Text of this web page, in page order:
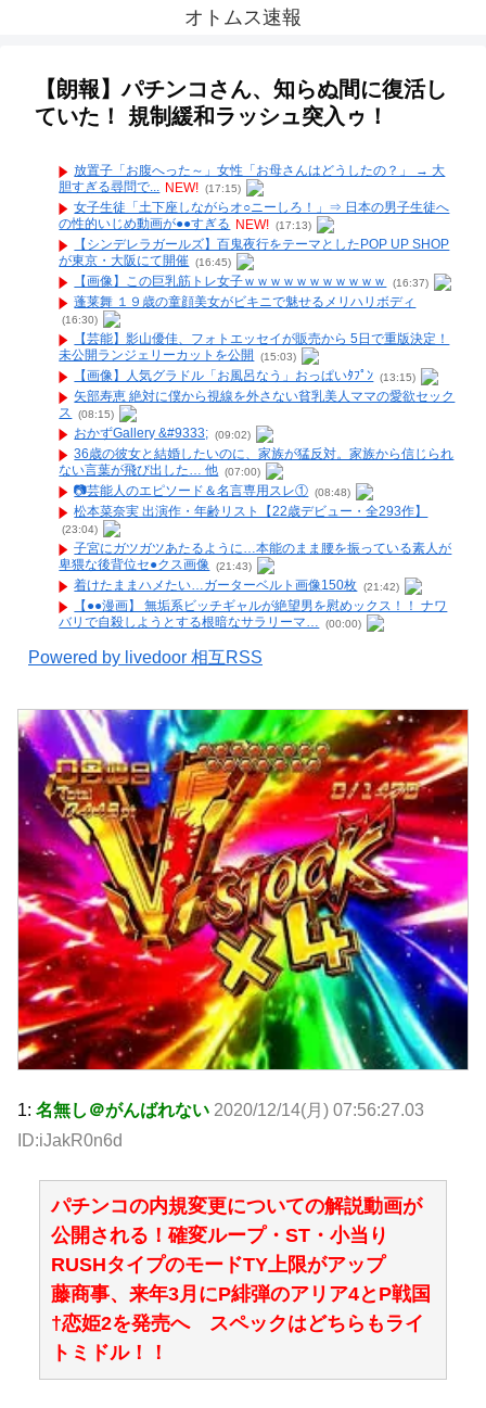
オトムス速報
【朗報】パチンコさん、知らぬ間に復活し
ていた！ 規制緩和ラッシュ突入ゥ！
放置子「お腹へった～」女性「お母さんはどうしたの？」 → 大
胆すぎる尋問で... NEW! (17:15)
女子生徒「土下座しながらオ○ニーしろ！」⇒ 日本の男子生徒へ
の性的いじめ動画が●●すぎる NEW! (17:13)
【シンデレラガールズ】百鬼夜行をテーマとしたPOP UP SHOP
が東京・大阪にて開催 (16:45)
【画像】この巨乳筋トレ女子ｗｗｗｗｗｗｗｗｗｗｗ (16:37)
蓬莱舞 １９歳の童顔美女がビキニで魅せるメリハリボディ
(16:30)
【芸能】影山優佳、フォトエッセイが販売から 5日で重版決定！
未公開ランジェリーカットを公開
(15:03)
【画像】人気グラドル「お風呂なう」おっぱいﾀﾌﾟﾝ (13:15)
矢部寿恵 絶対に僕から視線を外さない貧乳美人ママの愛欲セック
ス
(08:15)
おかずGallery &#9333; (09:02)
36歳の彼女と結婚したいのに、家族が猛反対。家族から信じられ
ない言葉が飛び出した… 他 (07:00)
📷️芸能人のエピソード＆名言専用スレ① (08:48)
松本菜奈実 出演作・年齢リスト【22歳デビュー・全293作】
(23:04)
子宮にガツガツあたるように…本能のまま腰を振っている素人が
卑猥な後背位セ●クス画像 (21:43)
着けたままハメたい…ガーターベルト画像150枚 (21:42)
【●●漫画】 無垢系ビッチギャルが絶望男を慰めックス！！ ナワ
バリで自殺しようとする根暗なサラリーマ…
(00:00)
Powered by livedoor 相互RSS
1: 名無し＠がんばれない 2020/12/14(月) 07:56:27.03
ID:iJakR0n6d
パチンコの内規変更についての解説動画が
公開される！確変ループ・ST・小当り
RUSHタイプのモードTY上限がアップ
藤商事、来年3月にP緋弾のアリア4とP戦国
†恋姫2を発売へ スペックはどちらもライ
トミドル！！